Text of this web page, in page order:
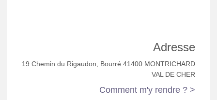
Adresse
19 Chemin du Rigaudon, Bourré 41400 MONTRICHARD
VAL DE CHER
Comment m'y rendre ? >